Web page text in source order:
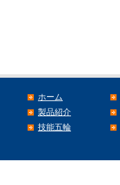
ホーム
製品紹介
技能五輪